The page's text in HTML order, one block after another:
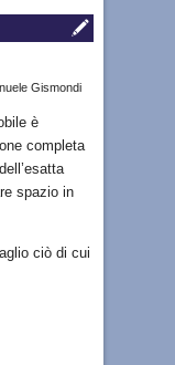
Gismondi
è
completa
spazio in
ciò di cui